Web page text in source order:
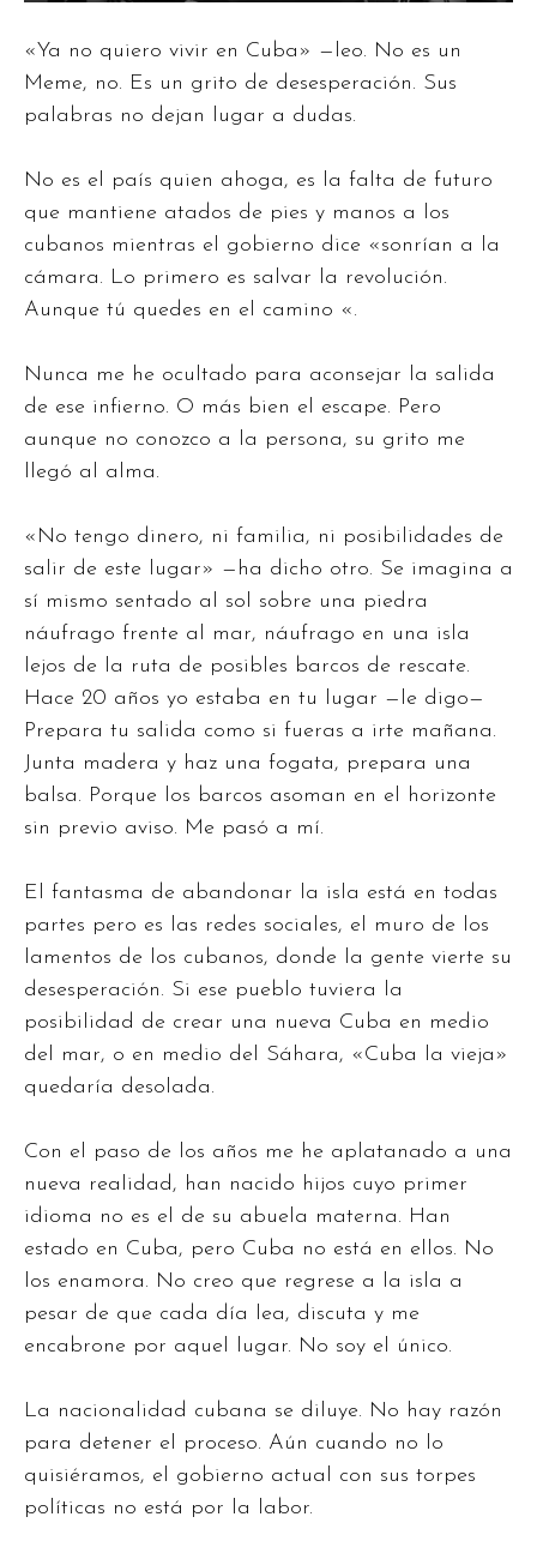
«Ya no quiero vivir en Cuba» —leo. No es un
Meme, no. Es un grito de desesperación. Sus
palabras no dejan lugar a dudas.
No es el país quien ahoga, es la falta de futuro
que mantiene atados de pies y manos a los
cubanos mientras el gobierno dice «sonrían a la
cámara. Lo primero es salvar la revolución.
Aunque tú quedes en el camino «.
Nunca me he ocultado para aconsejar la salida
de ese infierno. O más bien el escape. Pero
aunque no conozco a la persona, su grito me
llegó al alma.
«No tengo dinero, ni familia, ni posibilidades de
salir de este lugar» —ha dicho otro. Se imagina a
sí mismo sentado al sol sobre una piedra
náufrago frente al mar, náufrago en una isla
lejos de la ruta de posibles barcos de rescate.
Hace 20 años yo estaba en tu lugar —le digo—
Prepara tu salida como si fueras a irte mañana.
Junta madera y haz una fogata, prepara una
balsa. Porque los barcos asoman en el horizonte
sin previo aviso. Me pasó a mí.
El fantasma de abandonar la isla está en todas
partes pero es las redes sociales, el muro de los
lamentos de los cubanos, donde la gente vierte su
desesperación. Si ese pueblo tuviera la
posibilidad de crear una nueva Cuba en medio
del mar, o en medio del Sáhara, «Cuba la vieja»
quedaría desolada.
Con el paso de los años me he aplatanado a una
nueva realidad, han nacido hijos cuyo primer
idioma no es el de su abuela materna. Han
estado en Cuba, pero Cuba no está en ellos. No
los enamora. No creo que regrese a la isla a
pesar de que cada día lea, discuta y me
encabrone por aquel lugar. No soy el único.
La nacionalidad cubana se diluye. No hay razón
para detener el proceso. Aún cuando no lo
quisiéramos, el gobierno actual con sus torpes
políticas no está por la labor.